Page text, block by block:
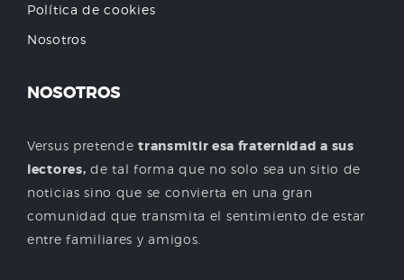
Política de cookies
Nosotros
NOSOTROS
Versus pretendetransmitir esa fraternidad a sus
lectores, de tal forma que no solo sea un sitio de
noticias sino que se convierta en una gran
comunidad que transmita el sentimiento de estar
entre familiares y amigos.